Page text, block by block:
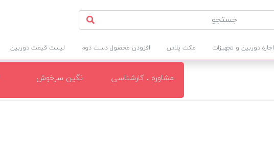
اجاره دوربین و تجهیزات مکث پلاس افزودن محصول دست دوم لیست قیمت دوربین
مشاوره . کارشناسی نگین سرخوش